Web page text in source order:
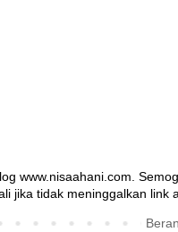
www.nisaahani.com.
jika tidak meninggalkan